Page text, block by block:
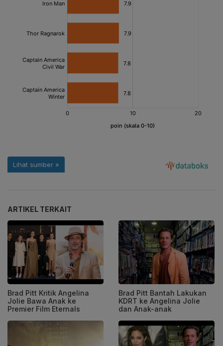
ARTIKEL TERKAIT
Brad Pitt Kritik Angelina
Jolie Bawa Anak ke
Premier Film Eternals
Brad Pitt Bantah Lakukan
KDRT ke Angelina Jolie
dan Anak-anak